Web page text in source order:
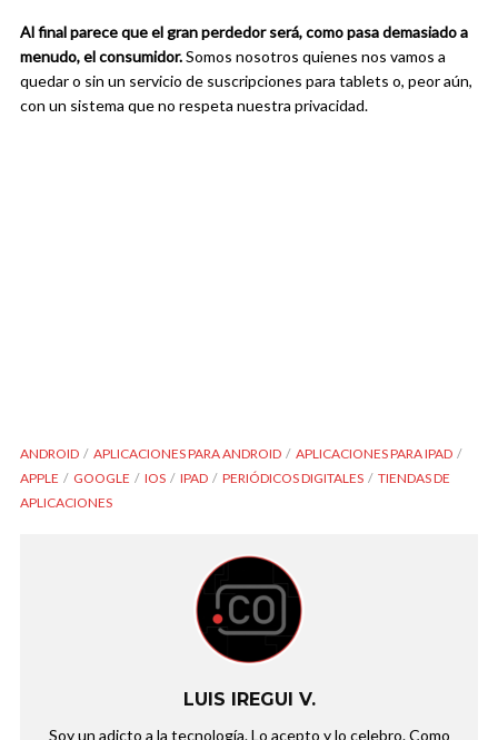
Alfinal parece que el gran perdedor será, como pasa demasiado a
menudo, el consumidor.Somos nosotros quienes nos vamos a
quedar o sin un servicio de suscripciones para tablets o, peor aún,
con un sistema que no respeta nuestra privacidad.
ANDROID APLICACIONES PARA ANDROID
APLICACIONES PARA IPAD
APPLE
GOOGLE IOS IPAD PERIÓDICOS DIGITALES
TIENDAS DE
APLICACIONES
LUIS IREGUI V.
Soy un adicto a la tecnología. Lo acepto y lo celebro. Como